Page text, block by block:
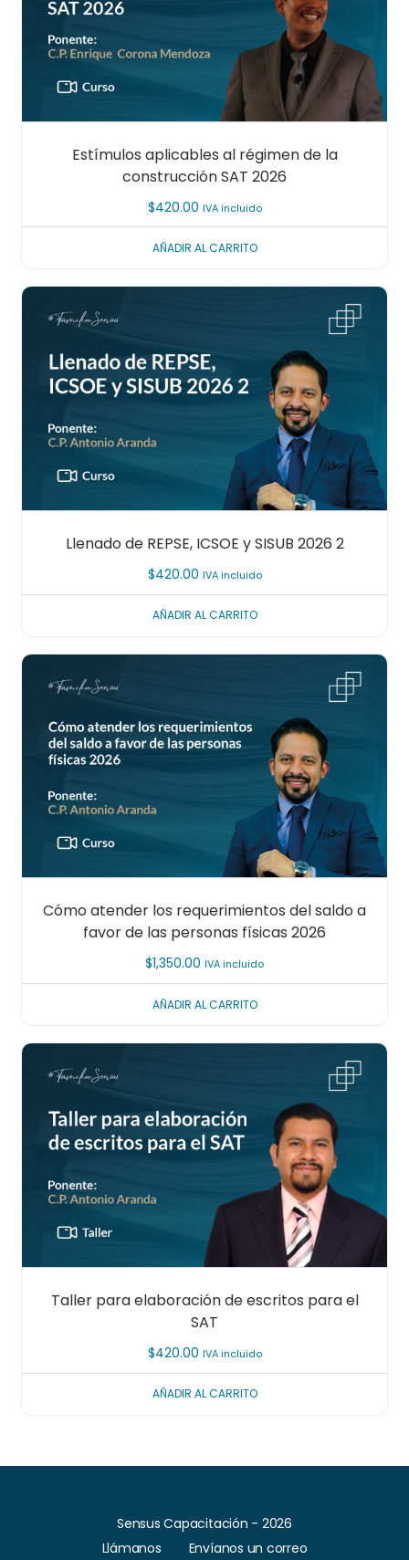
Estímulos aplicables al régimen de la
construcción SAT 2026
$420.00 IVA incluido
AÑADIR AL CARRITO
Llenado de REPSE, ICSOE y SISUB 2026 2
$420.00 IVA incluido
AÑADIR AL CARRITO
Cómo atender los requerimientos del saldo a
favor de las personas físicas 2026
$1,350.00 IVA incluido
AÑADIR AL CARRITO
Taller para elaboración de escritos para el
SAT
$420.00 IVA incluido
AÑADIR AL CARRITO
Sensus Capacitación - 2026
Llámanos
Envíanos un correo